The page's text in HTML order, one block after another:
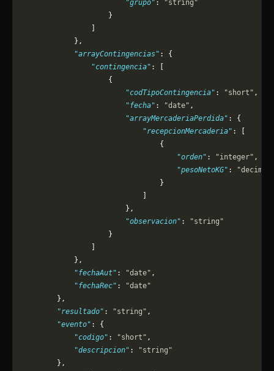
                        "grupo"
:
"string"
                    }
            },
            "arrayContingencias"
: {
                "contingencia"
: [
                    {
                        "codTipoContingencia"
: "short" ,
                        "fecha"
: "date" ,
                        "arrayMercaderiaPerdida"
: {
                            "recepcionMercaderia"
: [
                                {
                                    "orden"
: "integer" ,
                                    "pesoNetoKG"
:
                                }
                        },
                        "observacion"
:
"string"
                    }
            },
            "fechaAut"
: "date" ,
            "fechaRec"
:
"date"
        },
        "resultado"
: "string" ,
        "evento"
: {
            "codigo"
: "short" ,
            "descripcion"
:
"string"
        },